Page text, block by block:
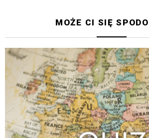
MOŻE CI SIĘ